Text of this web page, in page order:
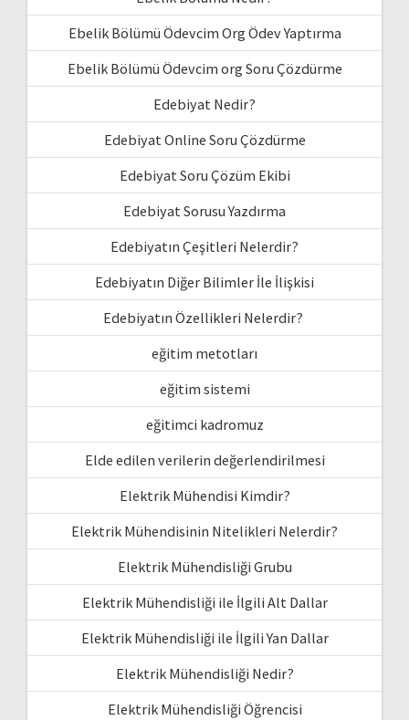
Ebelik Bölümü Ödevcim Org Ödev Yaptırma
Ebelik Bölümü Ödevcim org Soru Çözdürme
Edebiyat Nedir?
Edebiyat Online Soru Çözdürme
Edebiyat Soru Çözüm Ekibi
Edebiyat Sorusu Yazdırma
Edebiyatın Çeşitleri Nelerdir?
Edebiyatın Diğer Bilimler İle İlişkisi
Edebiyatın Özellikleri Nelerdir?
eğitim metotları
eğitim sistemi
eğitimci kadromuz
Elde edilen verilerin değerlendirilmesi
Elektrik Mühendisi Kimdir?
Elektrik Mühendisinin Nitelikleri Nelerdir?
Elektrik Mühendisliği Grubu
Elektrik Mühendisliği ile İlgili Alt Dallar
Elektrik Mühendisliği ile İlgili Yan Dallar
Elektrik Mühendisliği Nedir?
Elektrik Mühendisliği Öğrencisi